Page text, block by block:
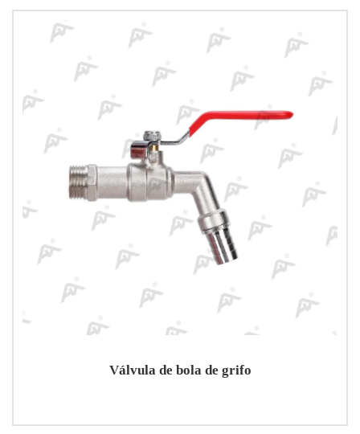
Válvula de bola de grifo